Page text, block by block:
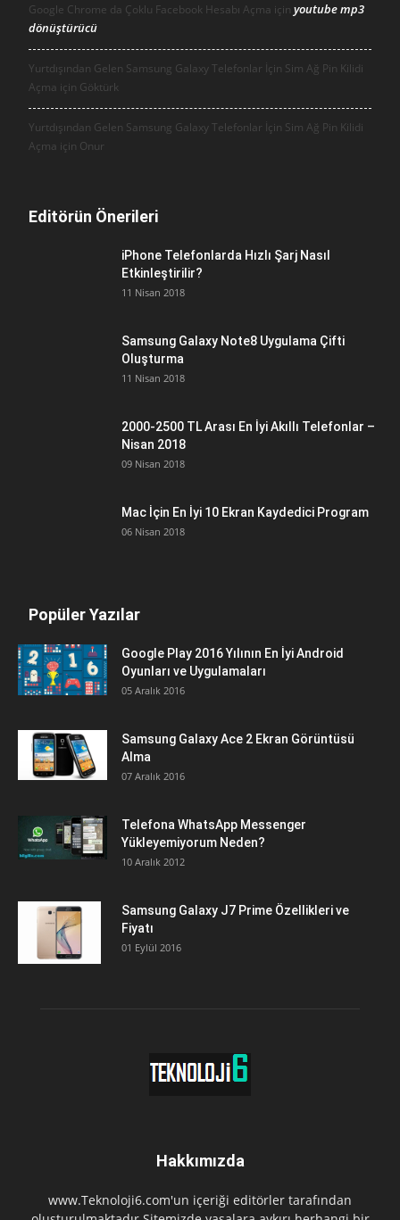
Google Chrome da Çoklu Facebook Hesabı Açma için youtube mp3
dönüştürücü
Yurtdışından Gelen Samsung Galaxy Telefonlar İçin Sim Ağ Pin Kilidi
Açma için Göktürk
Yurtdışından Gelen Samsung Galaxy Telefonlar İçin Sim Ağ Pin Kilidi
Açma için Onur
Editörün Önerileri
iPhone Telefonlarda Hızlı Şarj Nasıl
Etkinleştirilir?
11 Nisan 2018
Samsung Galaxy Note8 Uygulama Çifti
Oluşturma
11 Nisan 2018
2000-2500 TL Arası En İyi Akıllı Telefonlar –
Nisan 2018
09 Nisan 2018
Mac İçin En İyi 10 Ekran Kaydedici Program
06 Nisan 2018
Popüler Yazılar
Google Play 2016 Yılının En İyi Android
Oyunları ve Uygulamaları
05 Aralık 2016
Samsung Galaxy Ace 2 Ekran Görüntüsü
Alma
07 Aralık 2016
Telefona WhatsApp Messenger
Yükleyemiyorum Neden?
10 Aralık 2012
Samsung Galaxy J7 Prime Özellikleri ve
Fiyatı
01 Eylül 2016
Hakkımızda
www.Teknoloji6.com'un içeriği editörler tarafından